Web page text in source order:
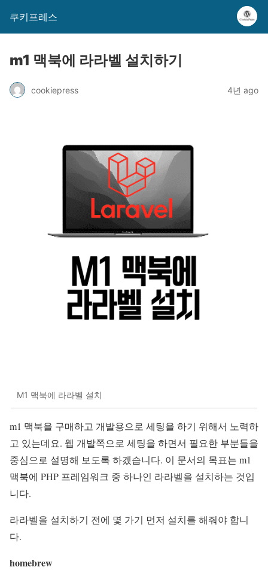
쿠키프레스
m1 맥북에 라라벨 설치하기
cookiepress 4년 ago
M1 맥북에 라라벨 설치
m1 맥북을 구매하고 개발용으로 세팅을 하기 위해서 노력하
고 있는데요. 웹 개발쪽으로 세팅을 하면서 필요한 부분들을
중심으로 설명해 보도록 하겠습니다. 이 문서의 목표는 m1
맥북에 PHP 프레임워크 중 하나인 라라벨을 설치하는 것입
니다.
라라벨을 설치하기 전에 몇 가기 먼저 설치를 해줘야 합니
다.
homebrew